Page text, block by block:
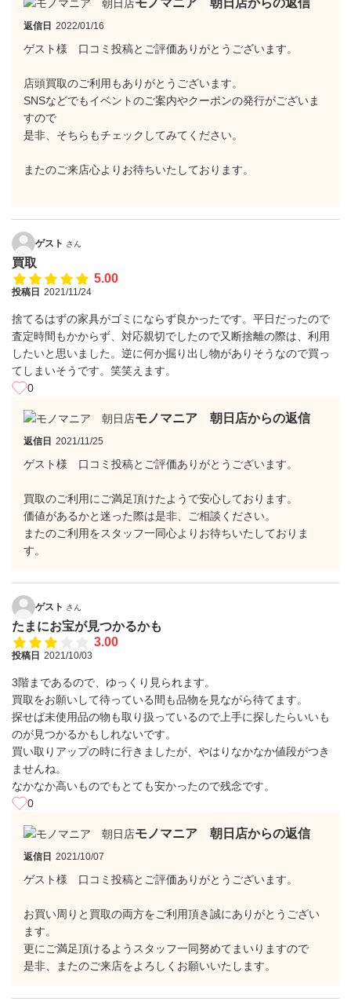
モノマニア 朝日店からの返信
返信日 2022/01/16
ゲスト様 口コミ投稿とご評価ありがとうございます。
店頭買取のご利用もありがとうございます。
SNSなどでもイベントのご案内やクーポンの発行がございま
すので
是非、そちらもチェックしてみてください。
またのご来店心よりお待ちいたしております。
ゲスト さん
買取
5.00
投稿日 2021/11/24
捨てるはずの家具がゴミにならず良かったです。平日だったので
査定時間もかからず、対応親切でしたので又断捨離の際は、利用
したいと思いました。逆に何か掘り出し物がありそうなので買っ
てしまいそうです。笑笑えます。
0
モノマニア 朝日店からの返信
返信日 2021/11/25
ゲスト様 口コミ投稿とご評価ありがとうございます。
買取のご利用にご満足頂けたようで安心しております。
価値があるかと迷った際は是非、ご相談ください。
またのご利用をスタッフ一同心よりお待ちいたしておりま
す。
ゲスト さん
たまにお宝が見つかるかも
3.00
投稿日 2021/10/03
3階まであるので、ゆっくり見られます。
買取をお願いして待っている間も品物を見ながら待てます。
探せば未使用品の物も取り扱っているので上手に探したらいいも
のが見つかるかもしれないです。
買い取りアップの時に行きましたが、やはりなかなか値段がつき
ませんね。
なかなか高いものでもとても安かったので残念です。
0
モノマニア 朝日店からの返信
返信日 2021/10/07
ゲスト様 口コミ投稿とご評価ありがとうございます。
お買い周りと買取の両方をご利用頂き誠にありがとうござい
ます。
更にご満足頂けるようスタッフ一同努めてまいりますので
是非、またのご来店をよろしくお願いいたします。